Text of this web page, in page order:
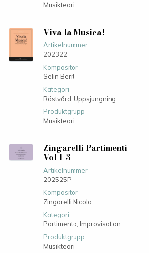
Musikteori
Viva la Musica!
Artikelnummer
202322
Kompositör
Selin Berit
Kategori
Röstvård, Uppsjungning
Produktgrupp
Musikteori
Zingarelli Partimenti
Vol 1-3
Artikelnummer
202525P
Kompositör
Zingarelli Nicola
Kategori
Partimento, Improvisation
Produktgrupp
Musikteori